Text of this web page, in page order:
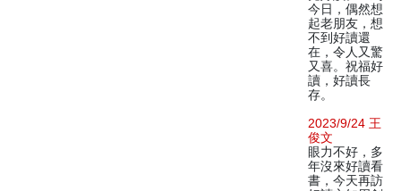
今日，偶然想
起老朋友，想
不到好讀還
在，令人又驚
又喜。祝福好
讀，好讀長
存。
2023/9/24 王
俊文
眼力不好，多
年沒來好讀看
書，今天再訪